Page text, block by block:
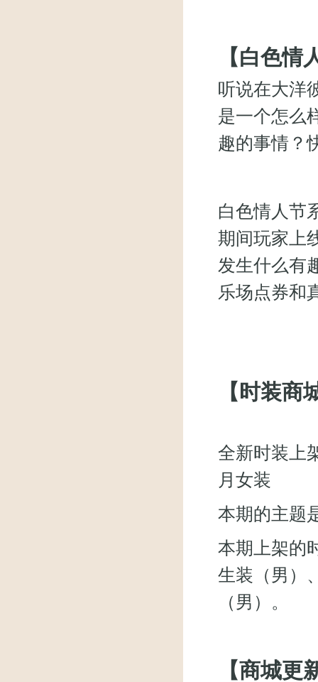
【白色情
听说在大洋
是一个怎么
趣的事情？
白色情人节
期间玩家上
发生什么有
乐场点券和
【时装商
全新时装上
月女装
本期的主题
本期上架的
生装（男）
（男）。
【商城更